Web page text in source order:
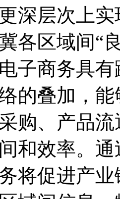
深层次上
各区域间“
子商务具
的叠加，
购、产品
和效率。
将促进产